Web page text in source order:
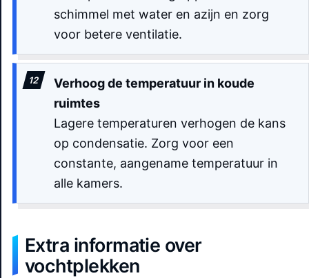
schimmel met water en azijn en zorg
voor betere ventilatie.
Verhoog de temperatuur in koude
ruimtes
Lagere temperaturen verhogen de kans
op condensatie. Zorg voor een
constante, aangename temperatuur in
alle kamers.
Extra informatie over
vochtplekken